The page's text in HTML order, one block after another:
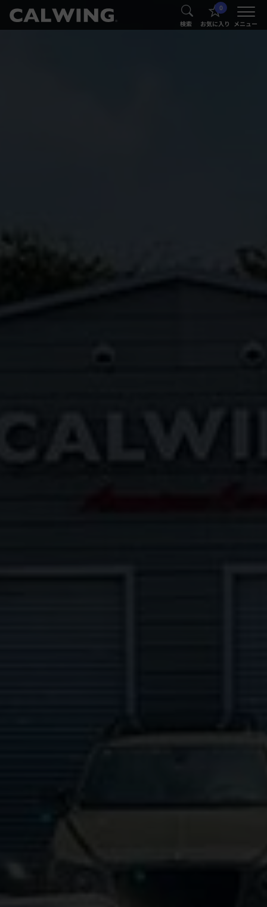
® 検索
0
お気に入り メニュー
®